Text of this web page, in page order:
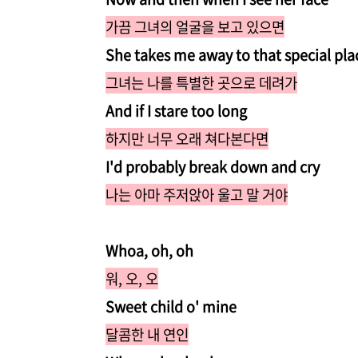
가끔 그녀의 얼굴을 보고 있으면
She takes me away to that special
그녀는 나를 특별한 곳으로 데려가
And if I stare too long
하지만 너무 오래 쳐다본다면
I'd probably break down and cry
나는 아마 주저앉아 울고 말 거야
Whoa, oh, oh
워, 오, 오
Sweet child o' mine
달콤한 내 연인